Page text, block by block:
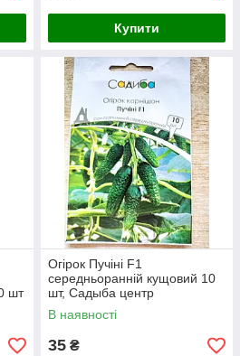
Купити
шт
Огірок Пучіні F1
середньоранній кущовий 10
шт, Садыба центр
В наявності
35 ₴